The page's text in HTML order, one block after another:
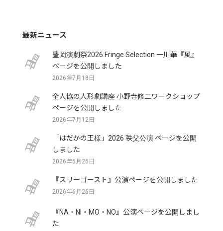
最新ニュース
豊岡演劇祭2026 Fringe Selection 一川華『風』
ページを公開しました
2026年7月18日
全人協の人形劇講座 小野寺修二ワークショップ
ページを公開しました
2026年7月12日
「はだかの王様」2026 秩父公演 ページを公開
しました
2026年6月26日
『スリーゴースト』公演ページを公開しました
2026年6月26日
『NA・NI・MO・NO』公演ページを公開しまし
た